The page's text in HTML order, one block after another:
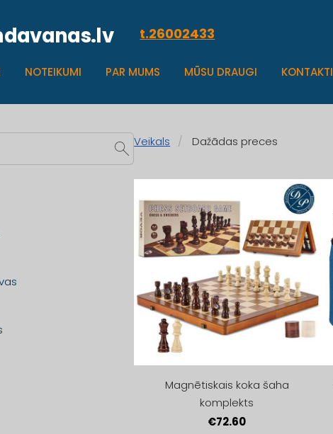
t.26002433
NOTEIKUMI PAR MUMS MŪSU DRAUGI KONTAKTI
Veikals Dažādas preces
Magnētiskais koka šaha
komplekts
€72.60